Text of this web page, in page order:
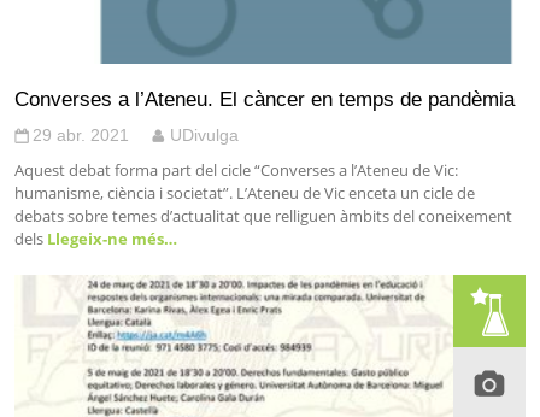
Converses a l’Ateneu. El càncer en temps de pandèmia
29 abr. 2021 UDivulga
Aquest debat forma part del cicle “Converses a l’Ateneu de Vic:
humanisme, ciència i societat”. L’Ateneu de Vic enceta un cicle de
debats sobre temes d’actualitat que relliguen àmbits del coneixement
dels Llegeix-ne més…